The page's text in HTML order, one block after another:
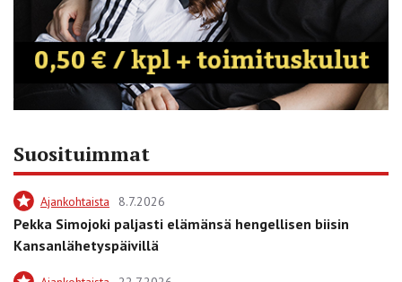
Suosituimmat
Ajankohtaista 8.7.2026
Pekka Simojoki paljasti elämänsä hengellisen biisin
Kansanlähetyspäivillä